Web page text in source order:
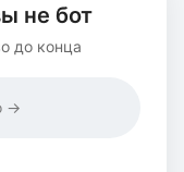
не бот
до конца
→